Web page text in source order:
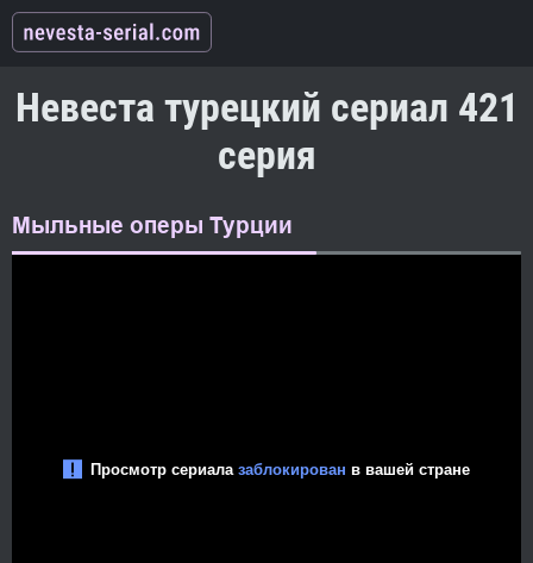
Невеста турецкий сериал 421
серия
Мыльные оперы Турции